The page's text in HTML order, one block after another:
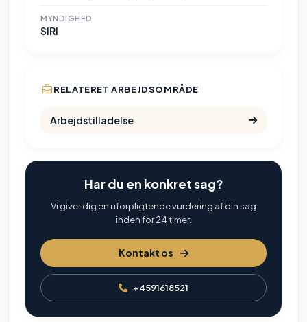
MYNDIGHED
SIRI
RELATERET ARBEJDSOMRÅDE
Arbejdstilladelse
Har du en konkret sag?
Vi giver dig en uforpligtende vurdering af din sag
inden for 24 timer.
Kontakt os
+4591618521